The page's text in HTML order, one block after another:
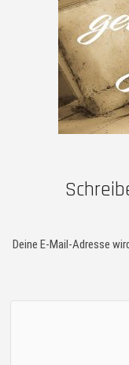
Deine E-Mail-Adresse